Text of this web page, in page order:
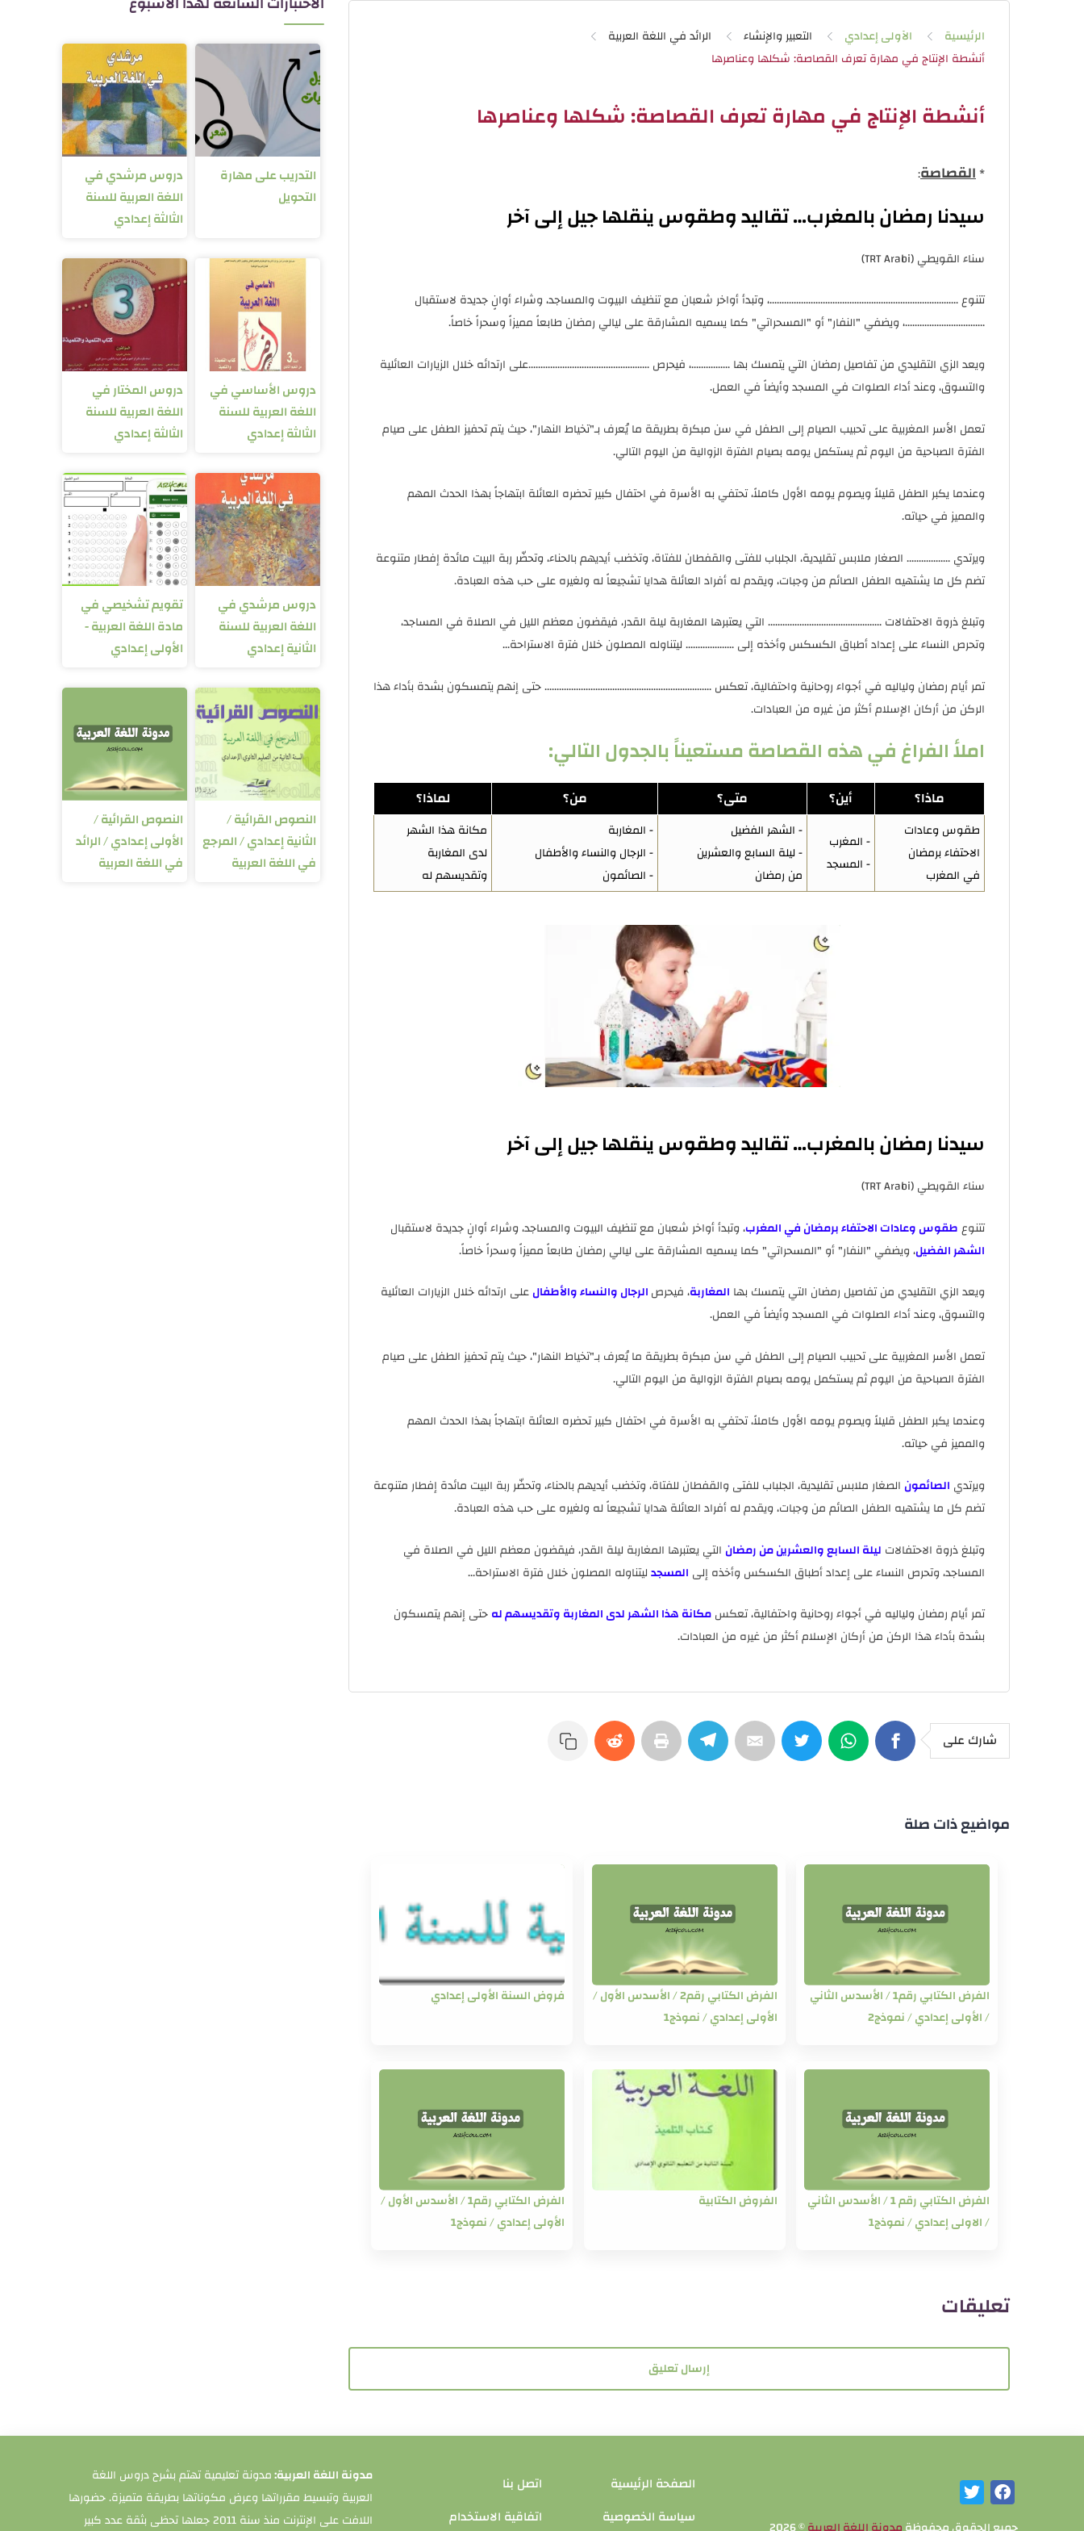
الرئيسية الآولى إعدادي التعبير والإنشاء الرائد في اللغة العربية
أنشطة الإنتاج في مهارة تعرف القصاصة: شكلها وعناصرها
*القصاصة:
سيدنا رمضان بالمغرب… تقاليد وطقوس ينقلها جيل إلى آخر
سناء القويطي (TRT Arabi)
تتنوع ..............................................................................، وتبدأ أواخر شعبان مع تنظيف البيوت والمساجد، وشراء أوانٍ جديدة لاستقبال
.................................، ويضفي "النفار" أو "المسحراتي" كما يسميه المشارقة على ليالي رمضان طابعاً مميزاً وسحراً خاصاً.
ويعد الزي التقليدي من تفاصيل رمضان التي يتمسك بها ................، فيحرص ..................................................على ارتدائه خلال الزيارات العائلية
والتسوق، وعند أداء الصلوات في المسجد وأيضاً في العمل.
تعمل الأسر المغربية على تحبيب الصيام إلى الطفل في سن مبكرة بطريقة ما يُعرف بـ"تخياط النهار"، حيث يتم تحفيز الطفل على صيام
الفترة الصباحية من اليوم ثم يستكمل يومه بصيام الفترة الزوالية من اليوم التالي.
وعندما يكبر الطفل قليلاً ويصوم يومه الأول كاملاً، تحتفي به الأسرة في احتفال كبير تحضره العائلة ابتهاجاً بهذا الحدث المهم
والمميز في حياته.
ويرتدي .................. الصغار ملابس تقليدية، الجلباب للفتى والقفطان للفتاة، وتخضب أيديهم بالحناء، وتحضّر ربة البيت مائدة إفطار متنوعة
تضم كل ما يشتهيه الطفل الصائم من وجبات، ويقدم له أفراد العائلة هدايا تشجيعاً له ولغيره على حب هذه العبادة.
وتبلغ ذروة الاحتفالات ............................................... التي يعتبرها المغاربة ليلة القدر، فيقضون معظم الليل في الصلاة في المساجد،
وتحرص النساء على إعداد أطباق الكسكس وأخذه إلى .................... ليتناوله المصلون خلال فترة الاستراحة...
تمر أيام رمضان ولياليه في أجواء روحانية واحتفالية، تعكس ..................................................................... حتى إنهم يتمسكون بشدة بأداء هذا
الركن من أركان الإسلام أكثر من غيره من العبادات.
املأ الفراغ في هذه القصاصة مستعيناً بالجدول التالي:
ماذا؟ أين؟ متى؟ من؟ لماذا؟
طقوس وعادات
الاحتفاء برمضان
في المغرب
- المغرب
- المسجد
- الشهر الفضيل
- ليلة السابع والعشرين
من رمضان
- المغاربة
- الرجال والنساء والأطفال
- الصائمون
مكانة هذا الشهر
لدى المغاربة
وتقديسهم له
سيدنا رمضان بالمغرب… تقاليد وطقوس ينقلها جيل إلى آخر
سناء القويطي (TRT Arabi)
تتنوعطقوس وعادات الاحتفاء برمضان في المغرب، وتبدأ أواخر شعبان مع تنظيف البيوت والمساجد، وشراء أوانٍ جديدة لاستقبال
الشهر الفضيل، ويضفي "النفار" أو "المسحراتي" كما يسميه المشارقة على ليالي رمضان طابعاً مميزاً وسحراً خاصاً.
ويعد الزي التقليدي من تفاصيل رمضان التي يتمسك بها المغاربة، فيحرصالرجال والنساء والأطفالعلى ارتدائه خلال الزيارات العائلية
والتسوق، وعند أداء الصلوات في المسجد وأيضاً في العمل.
تعمل الأسر المغربية على تحبيب الصيام إلى الطفل في سن مبكرة بطريقة ما يُعرف بـ"تخياط النهار"، حيث يتم تحفيز الطفل على صيام
الفترة الصباحية من اليوم ثم يستكمل يومه بصيام الفترة الزوالية من اليوم التالي.
وعندما يكبر الطفل قليلاً ويصوم يومه الأول كاملاً، تحتفي به الأسرة في احتفال كبير تحضره العائلة ابتهاجاً بهذا الحدث المهم
والمميز في حياته.
ويرتدي الصائمون الصغار ملابس تقليدية، الجلباب للفتى والقفطان للفتاة، وتخضب أيديهم بالحناء، وتحضّر ربة البيت مائدة إفطار متنوعة
تضم كل ما يشتهيه الطفل الصائم من وجبات، ويقدم له أفراد العائلة هدايا تشجيعاً له ولغيره على حب هذه العبادة.
وتبلغ ذروة الاحتفالات ليلة السابع والعشرين من رمضان التي يعتبرها المغاربة ليلة القدر، فيقضون معظم الليل في الصلاة في
المساجد، وتحرص النساء على إعداد أطباق الكسكس وأخذه إلى المسجدليتناوله المصلون خلال فترة الاستراحة...
تمر أيام رمضان ولياليه في أجواء روحانية واحتفالية، تعكسمكانة هذا الشهر لدى المغاربة وتقديسهم لهحتى إنهم يتمسكون
بشدة بأداء هذا الركن من أركان الإسلام أكثر من غيره من العبادات.
شارك على
مواضيع ذات صلة
الفرض الكتابي رقم1 / الأسدس الثاني
/ الأولى إعدادي / نموذج2
الفرض الكتابي رقم2 / الأسدس الأول /
الأولى إعدادي / نموذج1
فروض السنة الأولى إعدادي
الفرض الكتابي رقم 1 / الأسدس الثاني
/ الاولى إعدادي / نموذج1
الفروض الكتابية
الفرض الكتابي رقم1 / الأسدس الأول /
الأولى إعدادي / نموذج1
تعليقات
إرسال تعليق
التدريب على مهارة
التحويل
دروس مرشدي في
اللغة العربية للسنة
الثالثة إعدادي
دروس الأساسي في
اللغة العربية للسنة
الثالثة إعدادي
دروس المختار في
اللغة العربية للسنة
الثالثة إعدادي
دروس مرشدي في
اللغة العربية للسنة
الثانية إعدادي
تقويم تشخيصي في
مادة اللغة العربية -
الأولى إعدادي
النصوص القرائية /
الثانية إعدادي / المرجع
في اللغة العربية
النصوص القرائية /
الأولى إعدادي / الرائد
في اللغة العربية
الصفحة الرئيسية
اتصل بنا
سياسة الخصوصية
اتفاقية الاستخدام
مدونة اللغة العربية:مدونة تعليمية تهتم بشرح دروس اللغة
العربية وتبسيط مقرراتها وعرض مكوناتها بطريقة متميزة. حضورها
اللافت على الإنترنت منذ سنة 2011 جعلها تحظى بثقة عدد كبير